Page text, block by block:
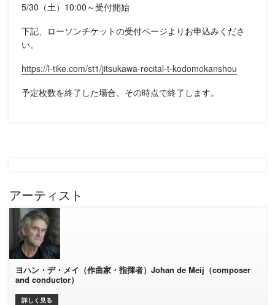
5/30（土）10:00～受付開始
下記、ローソンチケットの受付ページよりお申込みくださ
い。
https://l-tike.com/st1/jitsukawa-recital-t-kodomokanshou
予定枚数を終了した場合、その時点で終了します。
アーティスト
ヨハン・デ・メイ（作曲家・指揮者）Johan de Meij（composer
and conductor）
詳しく見る